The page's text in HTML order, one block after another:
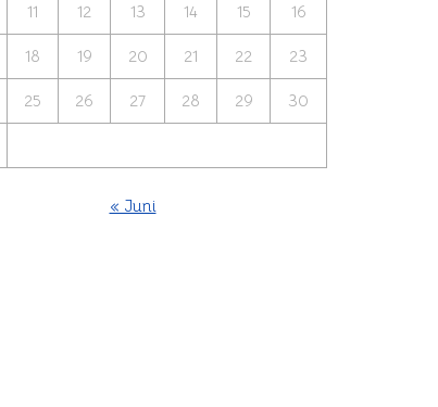
11 12 13 14 15 16
18 19 20 21 22 23
25 26 27 28 29 30
« Juni